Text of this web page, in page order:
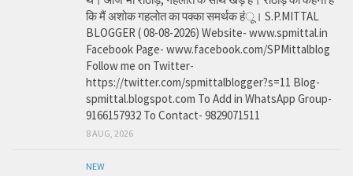
कि मैं अशोक गहलोत का पक्का समर्थक हंू। S.P.MITTAL
BLOGGER ( 08-08-2026) Website- www.spmittal.in
Facebook Page- www.facebook.com/SPMittalblog
Follow me on Twitter-
https://twitter.com/spmittalblogger?s=11 Blog-
spmittal.blogspot.com To Add in WhatsApp Group-
9166157932 To Contact- 9829071511
8 AUG, 2026
NEW